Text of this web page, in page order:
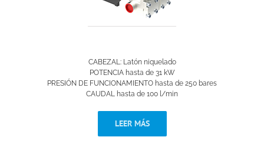
CABEZAL: Latón niquelado
POTENCIA hasta de 31 kW
PRESIÓN DE FUNCIONAMIENTO hasta de 250 bares
CAUDAL hasta de 100 l/min
LEER MÁS